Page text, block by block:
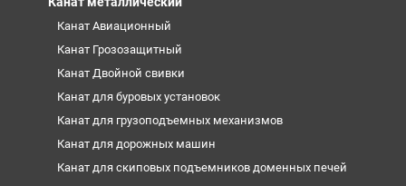
Канат Авиационный
Канат Грозозащитный
Канат Двойной свивки
Канат для буровых установок
Канат для грузоподъемных механизмов
Канат для дорожных машин
Канат для скиповых подъемников доменных печей